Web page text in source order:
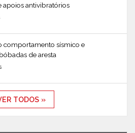
apoios antivibratórios
comportamento sísmico e
de aresta
TODOS »